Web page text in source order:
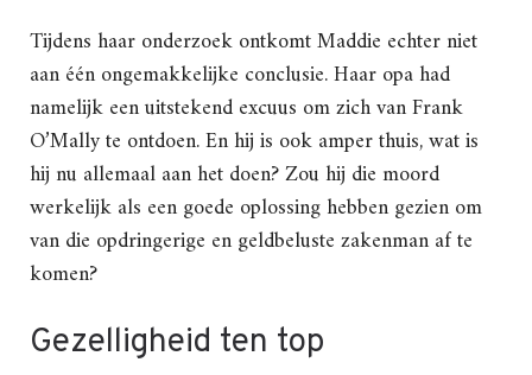
Tijdens haar onderzoek ontkomt Maddie echter niet
aan één ongemakkelijke conclusie. Haar opa had
namelijk een uitstekend excuus om zich van Frank
O’Mally te ontdoen. En hij is ook amper thuis, wat is
hij nu allemaal aan het doen? Zou hij die moord
werkelijk als een goede oplossing hebben gezien om
van die opdringerige en geldbeluste zakenman af te
komen?
Gezelligheid ten top